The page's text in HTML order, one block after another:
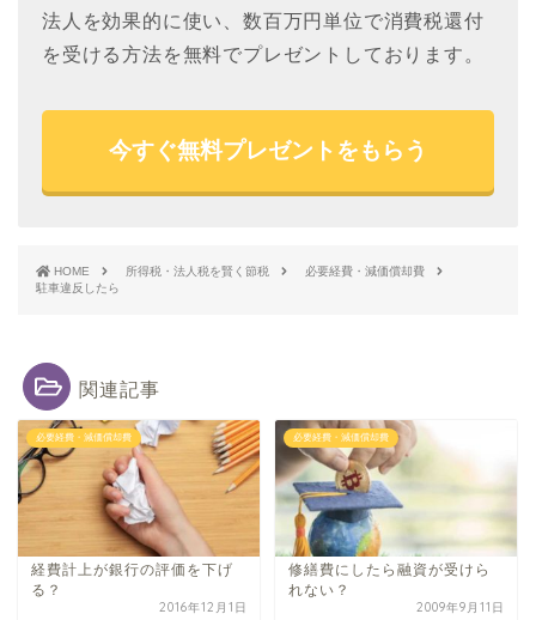
法人を効果的に使い、数百万円単位で消費税還付
を受ける方法を無料でプレゼントしております。
今すぐ無料プレゼントをもらう
HOME 所得税・法人税を賢く節税
必要経費・減価償却費
駐車違反したら
関連記事
必要経費・減価償却費
経費計上が銀行の評価を下げ
る？
2016年12月1日
必要経費・減価償却費
修繕費にしたら融資が受けら
れない？
2009年9月11日